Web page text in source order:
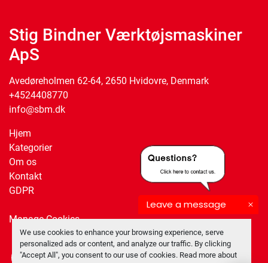
Leave a message
We use cookies to enhance your browsing experience, serve
personalized ads or content, and analyze our traffic. By clicking
"Accept All", you consent to our use of cookies. Read more about
Stig Bindner Værktøjsmaskiner
ApS
Avedøreholmen 62-64, 2650 Hvidovre, Denmark
+4524408770
info@sbm.dk
Hjem
Kategorier
Om os
Kontakt
GDPR
Manage Cookies